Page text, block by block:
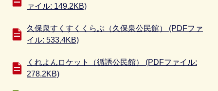
ァイル: 149.2KB)
久保泉すくすくくらぶ（久保泉公民館） (PDFファ
イル: 533.4KB)
くれよんロケット（循誘公民館） (PDFファイル:
278.2KB)